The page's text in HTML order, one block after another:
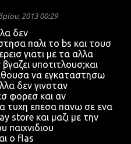
2013 00:29
δεν
παλι το bs και τουσ
γιατι με τα αλλα
υποτιτλουσ;και
να εγκαταστησω
δεν γινοταν
φορεσ και αν
τυχη επεσα πανω σε ενα
store και μαζι με την
παιχνιδιου
ο flas